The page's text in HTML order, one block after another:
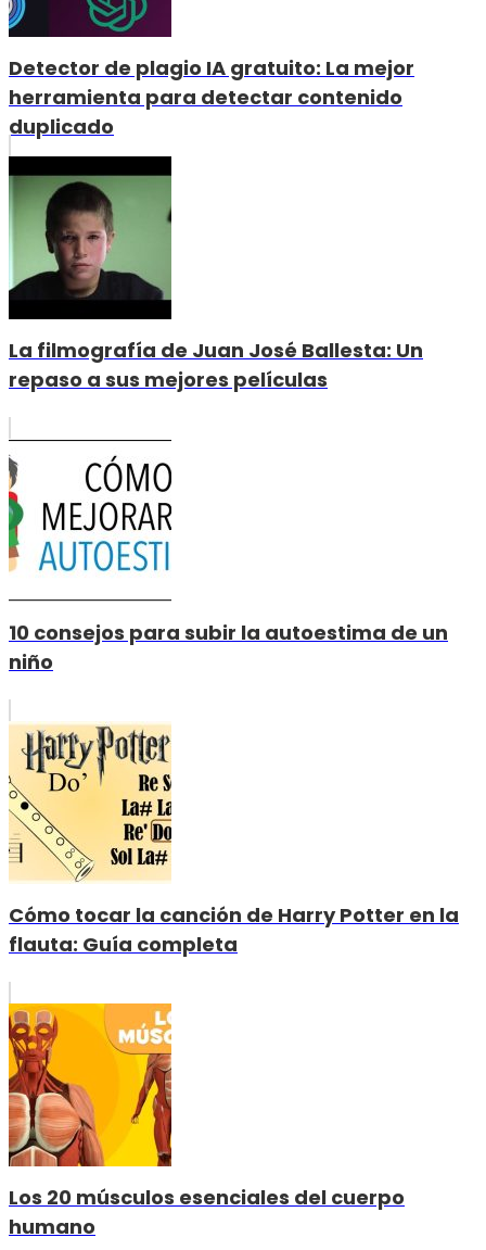
Detector de plagio IA gratuito: La mejor
herramienta para detectar contenido
duplicado
La filmografía de Juan José Ballesta: Un
repaso a sus mejores películas
10 consejos para subir la autoestima de un
niño
Cómo tocar la canción de Harry Potter en la
flauta: Guía completa
Los 20 músculos esenciales del cuerpo
humano